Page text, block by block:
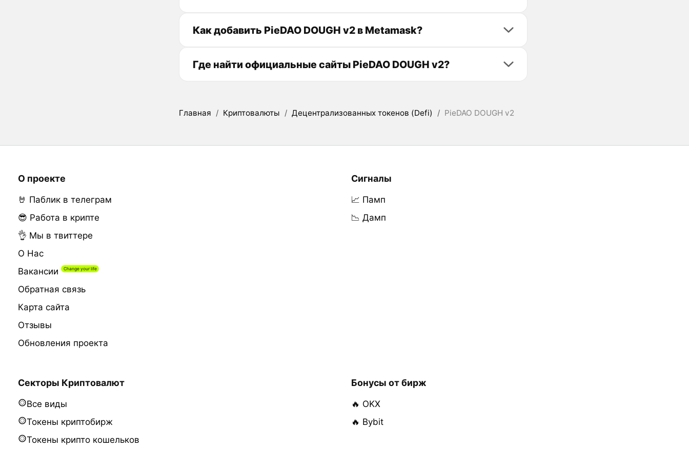
Как добавить PieDAO DOUGH v2 в Metamask?
Где найти официальные сайты PieDAO DOUGH v2?
Главная / Криптовалюты / Децентрализованных токенов (Defi) / PieDAO DOUGH v2
О проекте
🤘 Паблик в телеграм
😎 Работа в крипте
👌 Мы в твиттере
О Нас
Вакансии
Обратная связь
Карта сайта
Отзывы
Обновления проекта
Сигналы
📈 Памп
📉 Дамп
Секторы Криптовалют
Все виды
Токены криптобирж
Токены крипто кошельков
Бонусы от бирж
🔥 OKX
🔥 Bybit